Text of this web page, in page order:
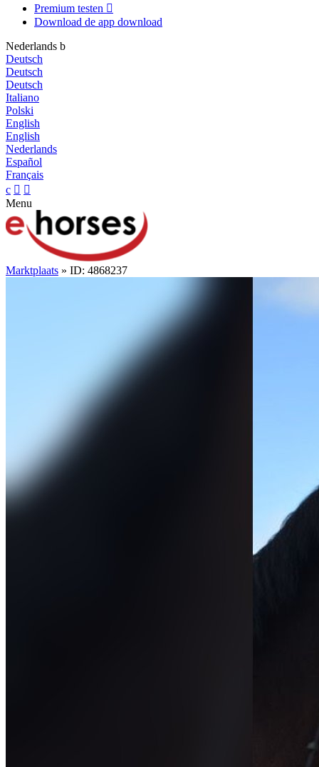
Premium testen 
Download de app download
Nederlands b
Deutsch
Deutsch
Deutsch
Italiano
Polski
English
English
Nederlands
Español
Français
c  
Menu
Marktplaats » ID: 4868237